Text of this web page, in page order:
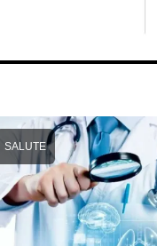
SALUTE